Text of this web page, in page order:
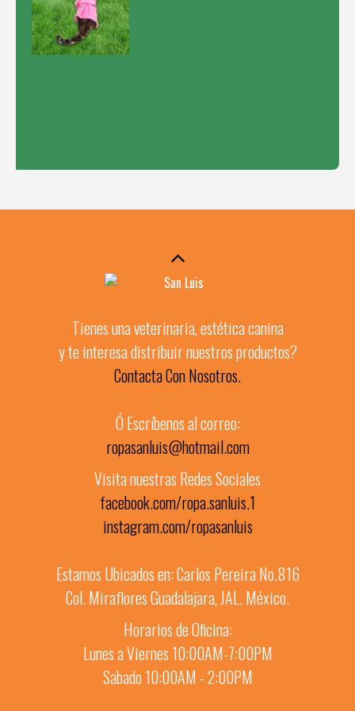
Tienes una veterinaria, estética canina
y te interesa distribuir nuestros productos?
Contacta Con Nosotros.
Ó Escríbenos al correo:
ropasanluis@hotmail.com
Visita nuestras Redes Sociales
facebook.com/ropa.sanluis.1
instagram.com/ropasanluis
Estamos Ubicados en: Carlos Pereira No.816
Col. Miraflores Guadalajara, JAL. México.
Horarios de Oficina:
Lunes a Viernes 10:00AM-7:00PM
Sabado 10:00AM - 2:00PM